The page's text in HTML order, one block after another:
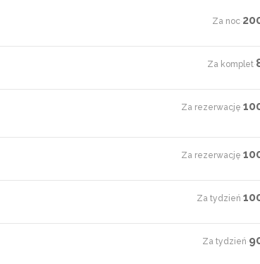
Za noc·
Za komplet·
Za rezerwację·
Za rezerwację·
Za tydzień·
Za tydzień·